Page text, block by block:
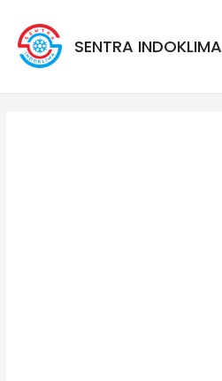
SENTRA INDOKLIMA